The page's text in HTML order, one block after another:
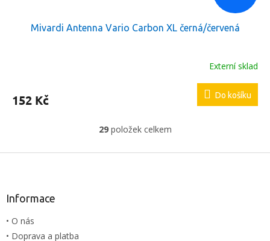
Mivardi Antenna Vario Carbon XL černá/červená
Externí sklad
152 Kč Do košíku
O
l
29položek celkem
Informace
• O nás
• Doprava a platba